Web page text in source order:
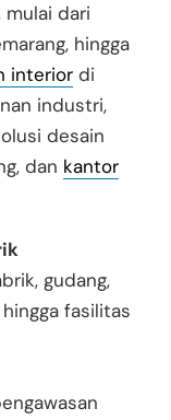
mulai dari
hingga
interior di
industri,
desain
dan kantor
gudang,
hingga fasilitas